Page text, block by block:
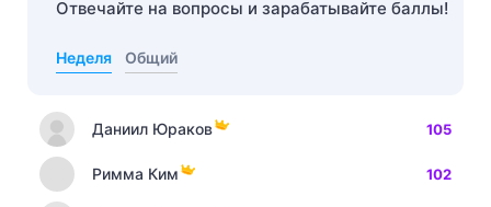
Отвечайте на вопросы и зарабатывайте баллы!
Неделя Общий
Даниил Юраков 105
Римма Ким 102